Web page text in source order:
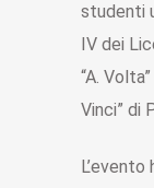
studenti
IV dei
“A.
Vinci” di